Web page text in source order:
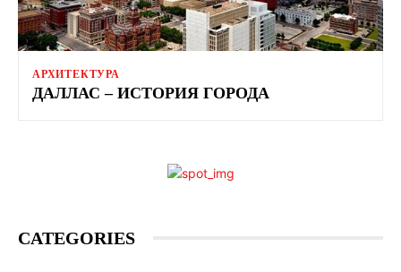
АРХИТЕКТУРА
ДАЛЛАС – ИСТОРИЯ ГОРОДА
CATEGORIES